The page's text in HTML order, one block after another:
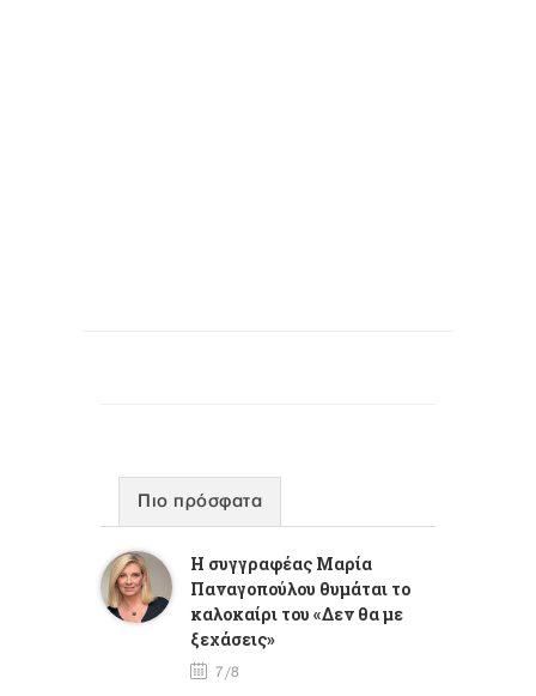
Πιο πρόσφατα
Η συγγραφέας Μαρία
Παναγοπούλου θυμάται το
καλοκαίρι του «Δεν θα με
ξεχάσεις»
7/8